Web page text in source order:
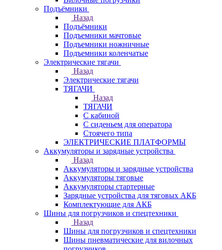
Подъёмники
Назад
Подъёмники
Подъемники мачтовые
Подъемники ножничные
Подъемники коленчатые
Электрические тягачи
Назад
Электрические тягачи
ТЯГАЧИ
Назад
ТЯГАЧИ
С кабиной
С сиденьем для оператора
Стоячего типа
ЭЛЕКТРИЧЕСКИЕ ПЛАТФОРМЫ
Аккумуляторы и зарядные устройства
Назад
Аккумуляторы и зарядные устройства
Аккумуляторы тяговые
Аккумуляторы стартерные
Зарядные устройства для тяговых АКБ
Комплектующие для АКБ
Шины для погрузчиков и спецтехники
Назад
Шины для погрузчиков и спецтехники
Шины пневматические для вилочных